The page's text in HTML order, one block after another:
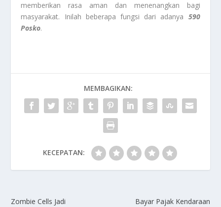
memberikan rasa aman dan menenangkan bagi
masyarakat. Inilah beberapa fungsi dari adanya 590
Posko.
MEMBAGIKAN:
KECEPATAN:
Zombie Cells Jadi
Bayar Pajak Kendaraan